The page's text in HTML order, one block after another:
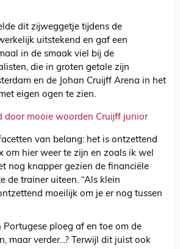
dit zijweggetje tijdens de
uitstekend en gaf een
in de smaak viel bij de
die in groten getale zijn
en de Johan Cruijff Arena in het
eigen ogen te zien.
door mooie woorden Cruijff junior
van belang: het is ontzettend
om hier weer te zijn en zoals ik wel
nog knapper gezien de financiële
de trainer uiteen. “Als klein
moeilijk om je er nog tussen
Portugese ploeg af en toe om de
maar verder...? Terwijl dit juist ook